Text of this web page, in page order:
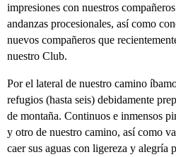
impresiones con nuestros
andanzas procesionales, así como
nuevos compañeros que
nuestro Club.
Por el lateral de nuestro camino
refugios (hasta seis) debidamente
de montaña. Continuos e inmensos
y otro de nuestro camino, así como
caer sus aguas con ligereza y alegría